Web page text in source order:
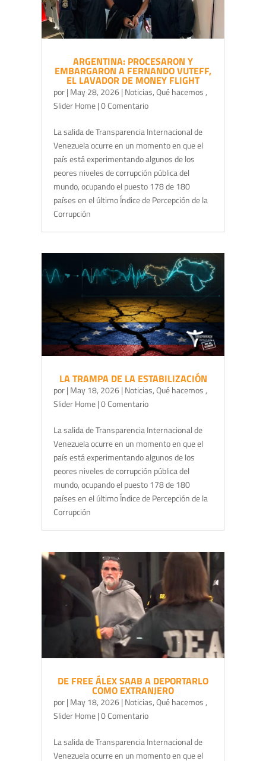
ARGENTINA: PROCESARON Y
EMBARGARON A FERNANDO VUTEFF,
EL LAVADOR DE MONEY FLIGHT
por| May 28, 2026| Noticias,Qué hacemos ,
Slider Home| 0 Comentario
La salida de Transparencia Internacional de
Venezuela ocurre en un momento en que el
país está experimentando algunos de los
peores niveles de corrupción pública del
mundo, ocupando el puesto 178 de 180
países en el último Índice de Percepción de la
Corrupción
LA TRAMPA DE LA ESTABILIZACIÓN
por| May 18, 2026| Noticias,Qué hacemos,
Slider Home| 0 Comentario
La salida de Transparencia Internacional de
Venezuela ocurre en un momento en que el
país está experimentando algunos de los
peores niveles de corrupción pública del
mundo, ocupando el puesto 178 de 180
países en el último Índice de Percepción de la
Corrupción
DE FREE ÁLEX SAAB A DEPORTARLO
COMO EXTRANJERO
por| May 18, 2026| Noticias,Qué hacemos ,
Slider Home| 0 Comentario
La salida de Transparencia Internacional de
Venezuela ocurre en un momento en que el